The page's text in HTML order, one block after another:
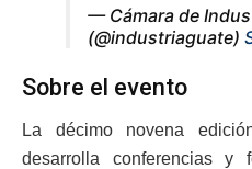
— Cámara de
(@industriaguate)
Sobre el evento
La décimo novena
desarrolla conferencias y